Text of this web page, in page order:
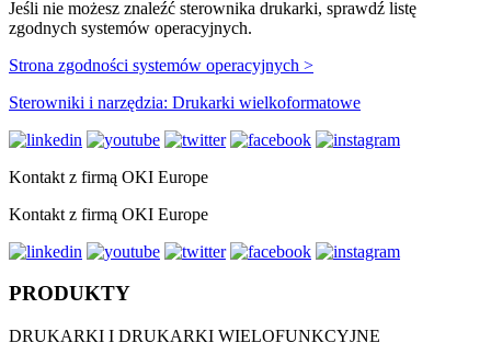
Jeśli nie możesz znaleźć sterownika drukarki, sprawdź listę
zgodnych systemów operacyjnych.
Strona zgodności systemów operacyjnych >
Sterowniki i narzędzia: Drukarki wielkoformatowe
Kontakt z firmą OKI Europe
Kontakt z firmą OKI Europe
PRODUKTY
DRUKARKI I DRUKARKI WIELOFUNKCYJNE